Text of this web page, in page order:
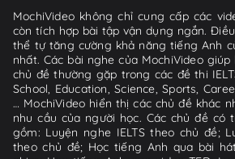
MochiVideo không chỉ cung cấp các
còn tích hợp bài tập vận dụng ngắn.
thể tự tăng cường khả năng tiếng Anh
nhất. Các bài nghe của MochiVideo
chủ đề thường gặp trong các đề thi
School, Education, Science, Sports,
… MochiVideo hiển thị các chủ đề khác
nhu cầu của người học. Các chủ đề có
gồm: Luyện nghe IELTS theo chủ đề;
theo chủ đề; Học tiếng Anh qua bài